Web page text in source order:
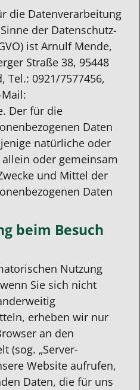
die Datenverarbeitung
der Datenschutz-
ist Arnulf Mende,
Straße 38, 95448
Tel.: 0921/7577456,
Mail:
Der für die
Daten
natürliche oder
oder gemeinsam
und Mittel der
Daten
beim Besuch
Nutzung
Sie sich nicht
erheben wir nur
an den
(sog. „Server-
Website aufrufen,
Daten, die für uns